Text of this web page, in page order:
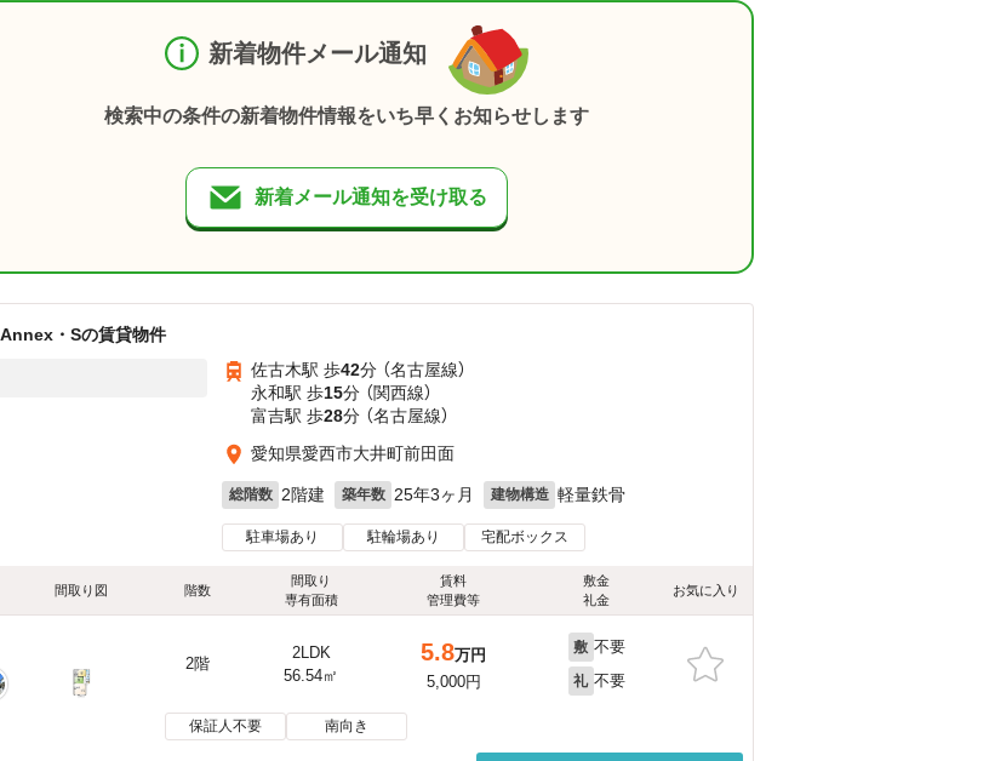
新着物件メール通知
検索中の条件の新着物件情報をいち早くお知らせします
新着メール通知を受け取る
Annex・Sの賃貸物件
佐古木駅 歩42分 （名古屋線）
永和駅 歩15分 （関西線）
富吉駅 歩28分 （名古屋線）
愛知県愛西市大井町前田面
総階数 2階建 築年数 25年3ヶ月 建物構造 軽量鉄骨
駐車場あり 駐輪場あり 宅配ボックス
間取り図 階数
間取り
専有面積
賃料
管理費等
敷金
礼金
お気に入り
2階
2LDK
56.54㎡
5.8万円
5,000円
敷 不要
礼 不要
保証人不要 南向き